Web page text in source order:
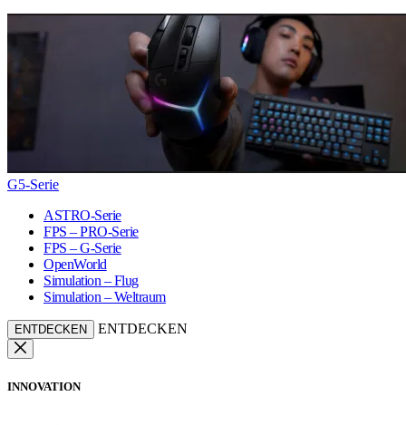
G5-Serie
ASTRO-Serie
FPS – PRO-Serie
FPS – G-Serie
OpenWorld
Simulation – Flug
Simulation – Weltraum
ENTDECKEN ENTDECKEN
INNOVATION